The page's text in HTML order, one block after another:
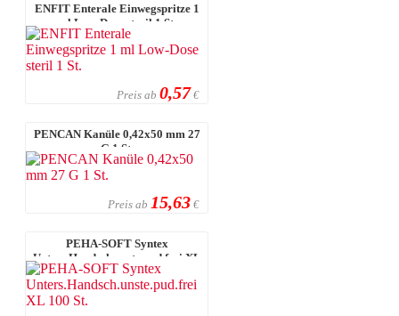
ENFIT Enterale Einwegspritze 1
ml Low-Dose steril 1 St.
Preis ab 0,57 €
PENCAN Kanüle 0,42x50 mm 27
G 1 St.
Preis ab 15,63 €
PEHA-SOFT Syntex
Unters.Handsch.unste.pud.frei XL
100 St.